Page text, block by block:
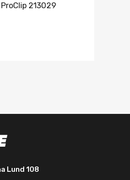
213029
Lund 108